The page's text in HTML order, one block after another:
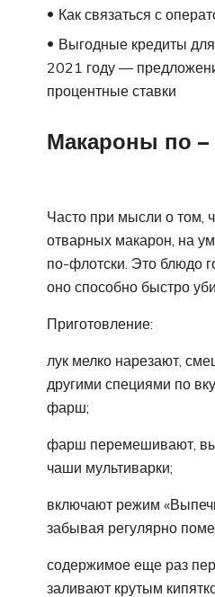
Как связаться с
Выгодные кредиты
2021 году —
процентные ставки
Макароны по –
Часто при мысли о том,
отварных макарон, на
по-флотски. Это блюдо
оно способно быстро
Приготовление:
лук мелко нарезают,
другими специями по
фарш;
фарш перемешивают,
чаши мультиварки;
включают режим
забывая регулярно
содержимое еще раз
заливают крутым